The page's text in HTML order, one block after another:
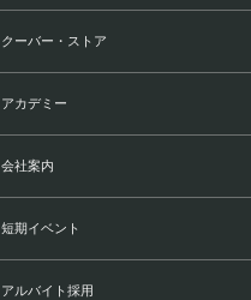
クーバー・ストア
アカデミー
会社案内
短期イベント
アルバイト採用